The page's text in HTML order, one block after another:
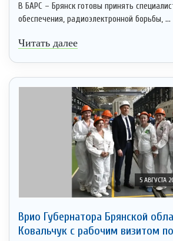
В БАРС – Брянск готовы принять
обеспечения, радиоэлектронной борьбы, ...
Читать далее
5 АВГУСТА
Врио Губернатора Брянской
Ковальчук с рабочим визитом